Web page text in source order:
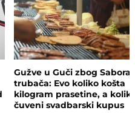
Gužve u Guči zbog Sabora
trubača: Evo koliko košta
kilogram prasetine, a
čuveni svadbarski kupus